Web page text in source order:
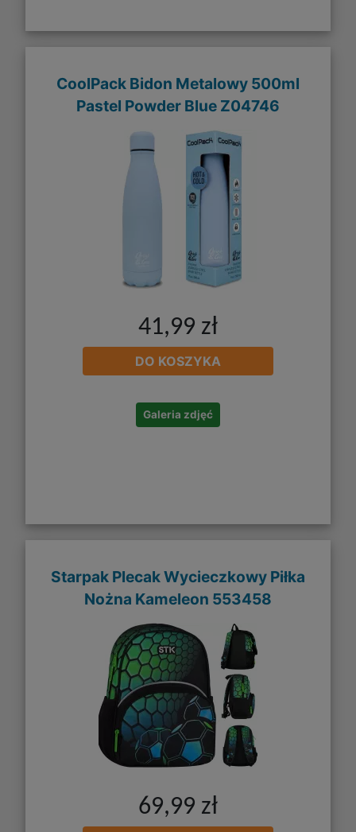
CoolPack Bidon Metalowy 500ml
Pastel Powder Blue Z04746
41,99 zł
DO KOSZYKA
Galeria zdjęć
Starpak Plecak Wycieczkowy Piłka
Nożna Kameleon 553458
69,99 zł